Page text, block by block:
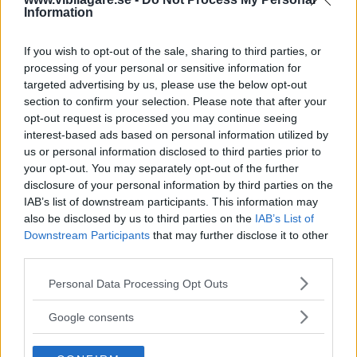
Information
If you wish to opt-out of the sale, sharing to third parties, or
processing of your personal or sensitive information for
targeted advertising by us, please use the below opt-out
section to confirm your selection. Please note that after your
opt-out request is processed you may continue seeing
interest-based ads based on personal information utilized by
us or personal information disclosed to third parties prior to
your opt-out. You may separately opt-out of the further
disclosure of your personal information by third parties on the
IAB’s list of downstream participants. This information may
also be disclosed by us to third parties on the IAB’s List of
Downstream Participants that may further disclose it to other
Please note that this website/app uses one or more Google
not limited to your visit or usage behaviour. You may click to
use your data for below specified purposes in below Google
Personal Data Processing Opt Outs
Google consents
(2016)
PROVKÖRNING 29 januari 2017 Tror du att en folkabuss är slö,
vinglig och billig? Glöm det, VW Multivan är en lyxbuss –
rena drömmen för långfärd med många.
0 kommentarer Gasa (5) Bromsa (3)
VW T1 är tillbaka –
eldriven
NYHETER 1 mars 2011 Det är många elbilar på precis
öppnade Genève-salongen. Få är dock så läckra som
16 kommentarer Gasa (5) Bromsa (6)
Provkörning: Volkswagen